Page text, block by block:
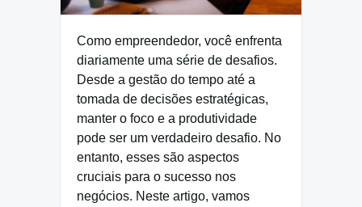
Como empreendedor, você enfrenta
diariamente uma série de desafios.
Desde a gestão do tempo até a
tomada de decisões estratégicas,
manter o foco e a produtividade
pode ser um verdadeiro desafio. No
entanto, esses são aspectos
cruciais para o sucesso nos
negócios. Neste artigo, vamos